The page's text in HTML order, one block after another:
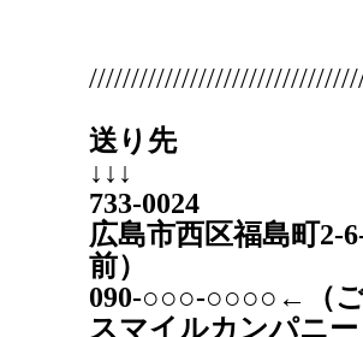
送り先
↓↓↓
733-0024
広島市西区福島町
前）
090‐○○○-○○○○←（
スマイルカンパニー